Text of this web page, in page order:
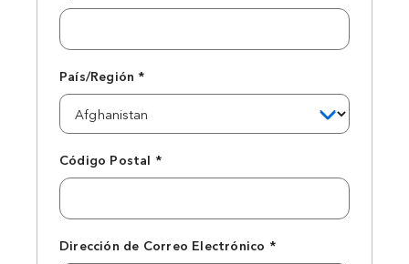
País/Región *
Código Postal *
Dirección de Correo Electrónico *